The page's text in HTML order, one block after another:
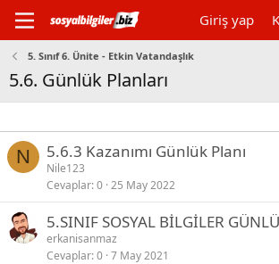
Giriş yap
5. Sınıf 6. Ünite - Etkin Vatandaşlık
5.6. Günlük Planları
N 5.6.3 Kazanımı Günlük Planı
Nile123
Cevaplar 0 25 May 2022
5.SINIF SOSYAL BİLGİLER
erkanisanmaz
Cevaplar 0 7 May 2021